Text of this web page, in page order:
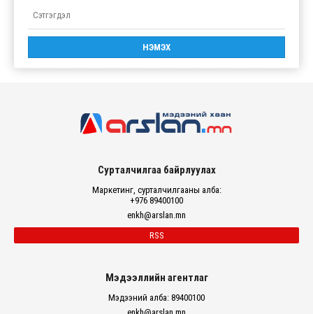
Сурталчилгаа байрлуулах
Маркетинг, сурталчилгааны алба:
+976 89400100
enkh@arslan.mn
RSS
Мэдээллийн агентлаг
Мэдээний алба: 89400100